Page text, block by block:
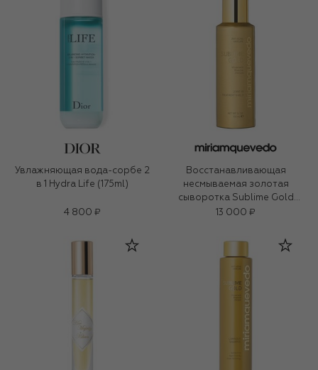
Увлажняющая вода-сорбе 2
в 1 Hydra Life (175ml)
4 800 ₽
Восстанавливающая
несмываемая золотая
сыворотка Sublime Gold
(150ml)
13 000 ₽